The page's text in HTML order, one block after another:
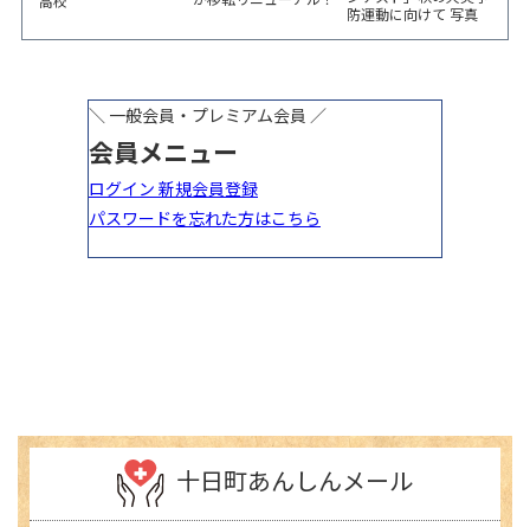
防運動に向けて 写真
十日町あんしんメール